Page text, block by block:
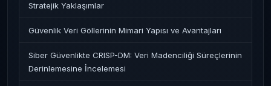
Stratejik Yaklaşımlar
Güvenlik Veri Göllerinin Mimari Yapısı ve Avantajları
Siber Güvenlikte CRISP-DM: Veri Madenciliği Süreçlerinin
Derinlemesine İncelemesi